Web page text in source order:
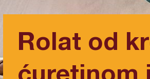
Rolat od
ćuretinom